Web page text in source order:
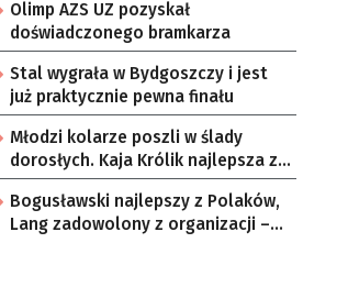
Olimp AZS UZ pozyskał
doświadczonego bramkarza
Stal wygrała w Bydgoszczy i jest
już praktycznie pewna finału
Młodzi kolarze poszli w ślady
dorosłych. Kaja Królik najlepsza z
Lubuszanek w Tour de Pologne
Junior
Bogusławski najlepszy z Polaków,
Lang zadowolony z organizacji –